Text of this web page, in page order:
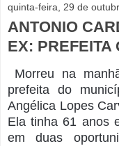
quinta-feira, 29 de
ANTONIO
EX: PREFEITA
Morreu na
prefeita do
Angélica Lopes
Ela tinha 61 anos
em duas